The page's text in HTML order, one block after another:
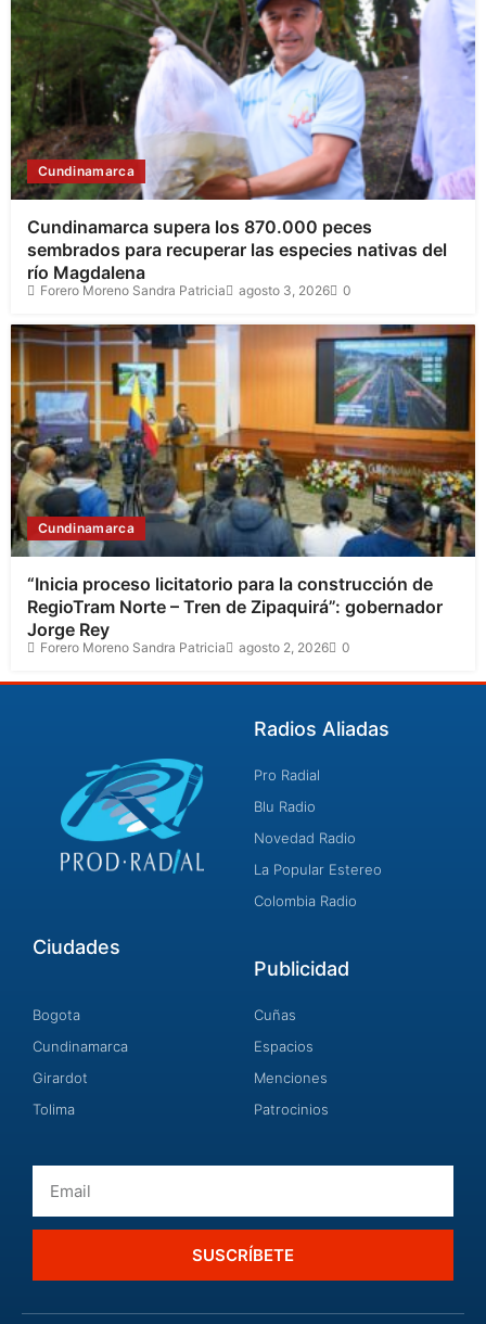
Cundinamarca
Cundinamarca supera los 870.000 peces
sembrados para recuperar las especies nativas del
río Magdalena
Forero Moreno Sandra Patricia agosto 3, 2026 0
Cundinamarca
“Inicia proceso licitatorio para la construcción de
RegioTram Norte – Tren de Zipaquirá”: gobernador
Jorge Rey
Forero Moreno Sandra Patricia agosto 2, 2026 0
Radios Aliadas
Pro Radial
Blu Radio
Novedad Radio
La Popular Estereo
Colombia Radio
Ciudades
Bogota
Cundinamarca
Girardot
Tolima
Publicidad
Cuñas
Espacios
Menciones
Patrocinios
SUSCRÍBETE